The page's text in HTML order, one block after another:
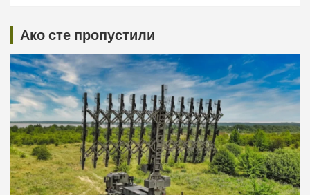
Ако сте пропустили